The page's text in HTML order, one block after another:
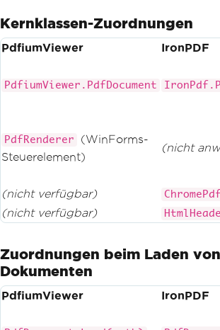
Kernklassen-Zuordnungen
PdfiumViewer IronPDF
PdfiumViewer.PdfDocument
PdfRenderer
(WinForms-
Steuerelement)
(nicht
(nicht verfügbar)
(nicht verfügbar)
Zuordnungen beim Laden von
Dokumenten
PdfiumViewer IronPDF